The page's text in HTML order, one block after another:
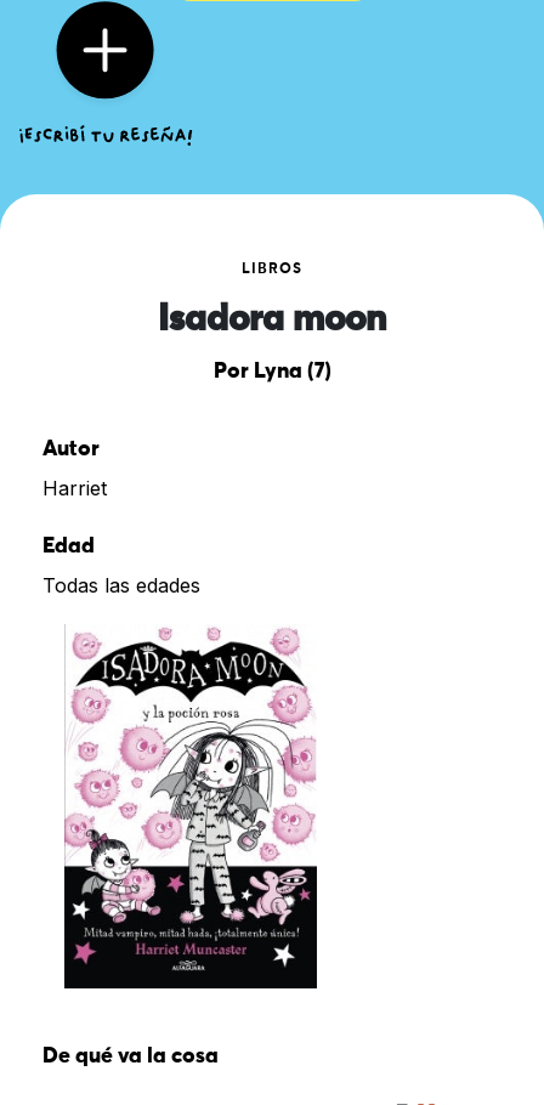
LIBROS
Isadora moon
Por Lyna (7)
Autor
Harriet
Edad
Todas las edades
De qué va la cosa